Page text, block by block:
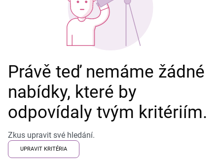
Právě teď nemáme žádné
nabídky, které by
odpovídaly tvým kritériím.
Zkus upravit své hledání.
UPRAVIT KRITÉRIA